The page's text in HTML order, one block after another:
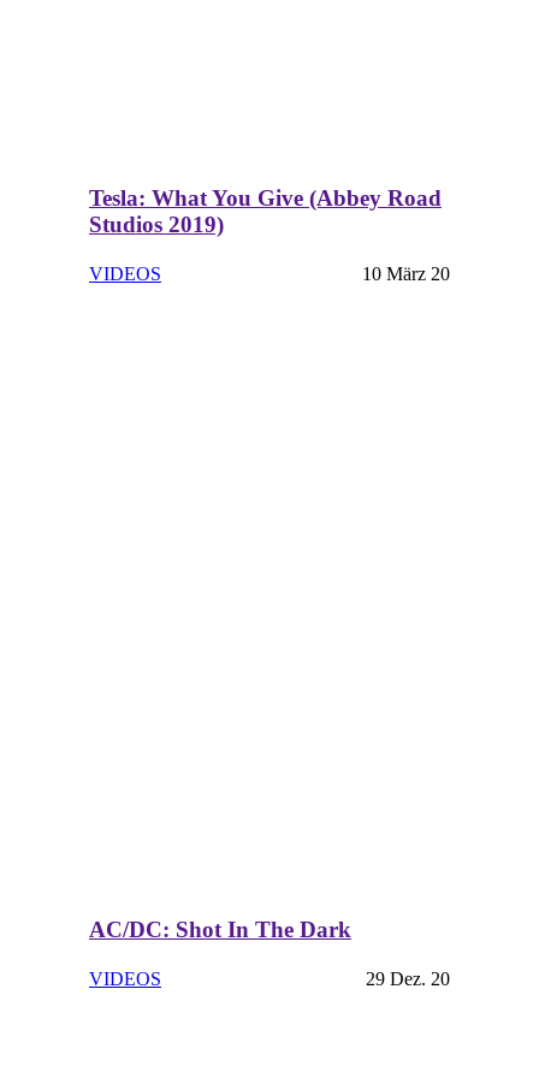
Tesla: What You Give (Abbey Road
Studios 2019)
VIDEOS 10 März 20
AC/DC: Shot In The Dark
VIDEOS 29 Dez. 20